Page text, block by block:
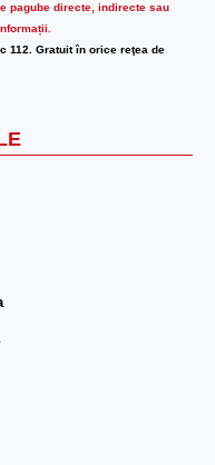
pagube directe, indirecte sau
112. Gratuit în orice reţea de